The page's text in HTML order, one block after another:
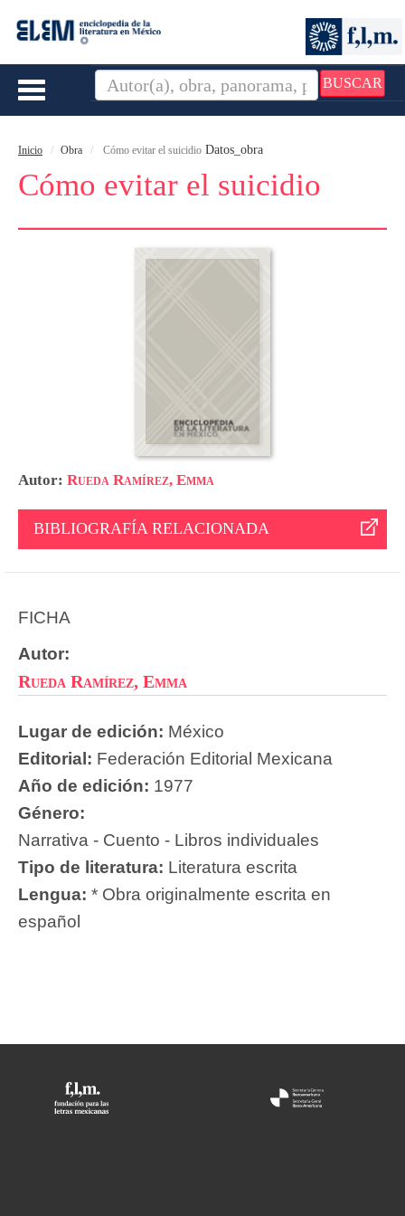
BUSCAR
Toggle
Inicio Obra Cómo evitar el suicidio Datos_obra
Cómo evitar el suicidio
Autor: Rueda Ramírez, Emma
BIBLIOGRAFÍA RELACIONADA
FICHA
Autor:
Rueda Ramírez, Emma
Lugar de edición: México
Editorial: Federación Editorial Mexicana
Año de edición: 1977
Género:
Narrativa - Cuento - Libros individuales
Tipo de literatura: Literatura escrita
Lengua: * Obra originalmente escrita en
español